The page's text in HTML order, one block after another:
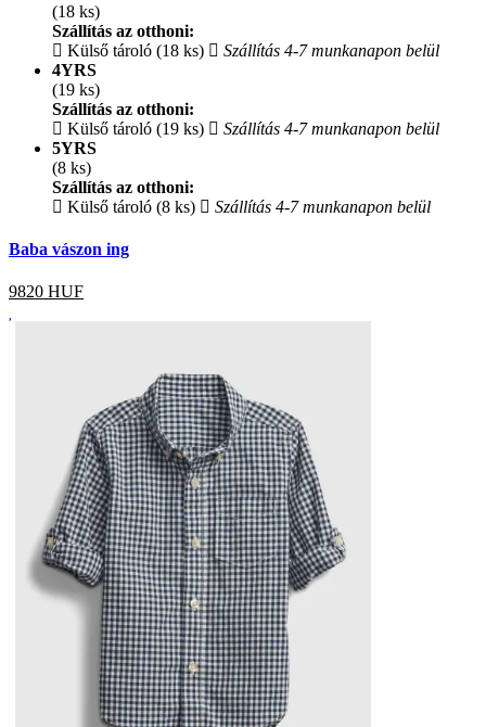
(18 ks)
Szállítás az otthoni:
Külső tároló (18 ks)
Szállítás 4-7 munkanapon belül
4YRS
(19 ks)
Szállítás az otthoni:
Külső tároló (19 ks)
Szállítás 4-7 munkanapon belül
5YRS
(8 ks)
Szállítás az otthoni:
Külső tároló (8 ks)
Szállítás 4-7 munkanapon belül
Baba vászon ing
9820 HUF